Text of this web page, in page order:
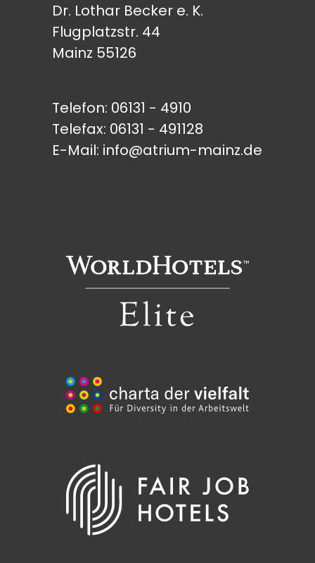
Dr. Lothar Becker e. K.
Flugplatzstr. 44
Mainz 55126
Telefon: 06131 - 4910
Telefax: 06131 - 491128
E-Mail: info@atrium-mainz.de